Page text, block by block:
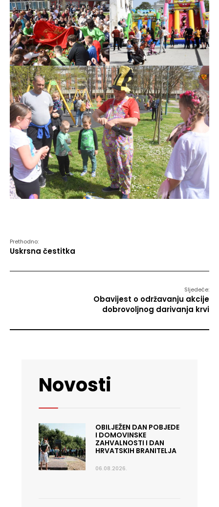
Prethodno:
Uskrsna čestitka
Sljedeće:
Obavijest o održavanju akcije
dobrovoljnog darivanja krvi
Novosti
OBILJEŽEN DAN POBJEDE
I DOMOVINSKE
ZAHVALNOSTI I DAN
HRVATSKIH BRANITELJA
06.08.2026.